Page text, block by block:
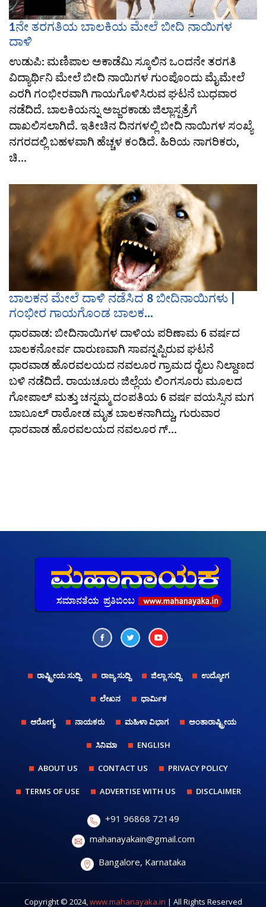
1ನೇ ತರಗತಿಯ ಬಾಲಕಿಯ ಮೇಲೆ ಬೀದಿ ನಾಯಿಗಳ
ದಾಳಿ
ಉಡುಪಿ: ಮಣಿಪಾಲ ಅಕಾಡೆಮಿ ಸ್ಕೂಲಿನ ಒಂದನೇ ತರಗತಿ
ವಿದ್ಯಾರ್ಥಿನಿ ಮೇಲೆ ಬೀದಿ ನಾಯಿಗಳ ಗುಂಪೊಂದು ಮೈಮೇಲೆ
ಎರಗಿ ಗಂಭೀರವಾಗಿ ಗಾಯಗೊಳಿಸಿರುವ ಘಟನೆ ಬುಧವಾರ
ನಡೆದಿದೆ. ಬಾಲಕಿಯನ್ನು ಅಜ್ಜರಕಾಡು ಜಿಲ್ಲಾಸ್ಪತ್ರೆಗೆ
ದಾಖಲಿಸಲಾಗಿದೆ. ಇತೀಚಿನ ದಿನಗಳಲ್ಲಿ ಬೀದಿ ನಾಯಿಗಳ ಸಂಖ್ಯೆ
ನಗರದಲ್ಲಿ ಬಹಳವಾಗಿ ಹೆಚ್ಚಳ ಕಂಡಿದೆ. ಹಿರಿಯ ನಾಗರಿಕರು,
ಚಿ...
ಬಾಲಕನ ಮೇಲೆ ದಾಳಿ ನಡೆಸಿದ 8 ಬೀದಿನಾಯಿಗಳು |
ಗಂಭೀರ ಗಾಯಗೊಂಡ ಬಾಲಕ...
ಧಾರವಾಡ: ಬೀದಿನಾಯಿಗಳ ದಾಳಿಯ ಪರಿಣಾಮ 6 ವರ್ಷದ
ಬಾಲಕನೋರ್ವ ದಾರುಣವಾಗಿ ಸಾವನ್ನಪ್ಪಿರುವ ಘಟನೆ
ಧಾರವಾಡ ಹೊರವಲಯದ ನವಲೂರ ಗ್ರಾಮದ ರೈಲು ನಿಲ್ದಾಣದ
ಬಳಿ ನಡೆದಿದೆ. ರಾಯಚೂರು ಜಿಲ್ಲೆಯ ಲಿಂಗಸೂರು ಮೂಲದ
ಗೋಪಾಲ್ ಮತ್ತು ಚನ್ನಮ್ಮ ದಂಪತಿಯ 6 ವರ್ಷ ವಯಸ್ಸಿನ ಮಗ
ಬಾಬೂಲ್ ರಾಠೋಡ ಮೃತ ಬಾಲಕನಾಗಿದ್ದು, ಗುರುವಾರ
ಧಾರವಾಡ ಹೊರವಲಯದ ನವಲೂರ ಗ್...
ರಾಷ್ಟ್ರೀಯ ಸುದ್ದಿ ರಾಜ್ಯ ಸುದ್ದಿ ಜಿಲ್ಲಾ ಸುದ್ದಿ ಉದ್ಯೋಗ
ಲೇಖನ ಧಾರ್ಮಿಕ
ಆರೋಗ್ಯ ನಾಯಕರು ಮಹಿಳಾ ವಿಭಾಗ ಅಂತಾರಾಷ್ಟ್ರೀಯ
ಸಿನಿಮಾ ENGLISH
ABOUT US CONTACT US PRIVACY POLICY
TERMS OF USE ADVERTISE WITH US DISCLAIMER
+91 96868 72149
mahanayakain@gmail.com
Bangalore, Karnataka
Copyright © 2024,www.mahanayaka.in | All Rights Reserved